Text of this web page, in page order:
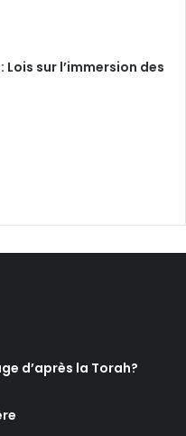
Lois sur l’immersion des
d’après la Torah?